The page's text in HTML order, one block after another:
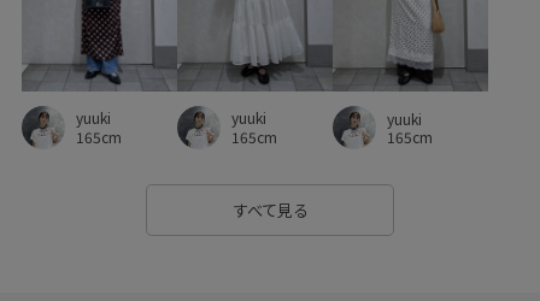
リネン リラックス感 ロゴプリント ロングスカート
ワイドパンツ ワンピース 上品 丸みのあるフォルム
伸縮性 低反発 冷んやり 別注 別注コラボバッグ
取り外し可能 合わせやすい
定番 履きやすい 後ろ姿も美しい
yuuki
165cm
yuuki
165cm
yuuki
165cm
すべて見る